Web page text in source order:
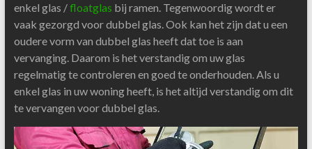
enkel glas /floatglas bij ramen. Tegenwoordig wordt er
vaak gezorgd voor dubbel glas. Ook kan het zijn dat u een
oudere vorm van dubbel glas heeft dat toe is aan
vervanging. Daarom is het verstandig om uw glas
regelmatig te controleren en goed te onderhouden. Als u
enkel glas in uw woning heeft, is het altijd verstandig om dit
te vervangen voor dubbel glas.